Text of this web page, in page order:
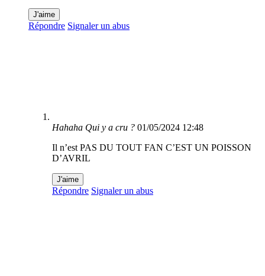
J'aime
Répondre Signaler un abus
Hahaha Qui y a cru ? 01/05/2024 12:48
Il n’est PAS DU TOUT FAN C’EST UN POISSON
D’AVRIL
J'aime
Répondre Signaler un abus